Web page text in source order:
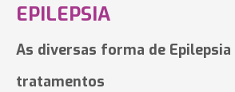
EPILEPSIA
As diversas forma de Epilepsia
tratamentos